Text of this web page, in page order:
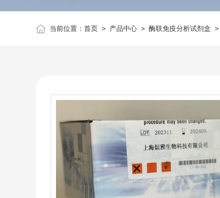
当前位置： 首页> 产品中心> 酶联免疫分析试剂盒